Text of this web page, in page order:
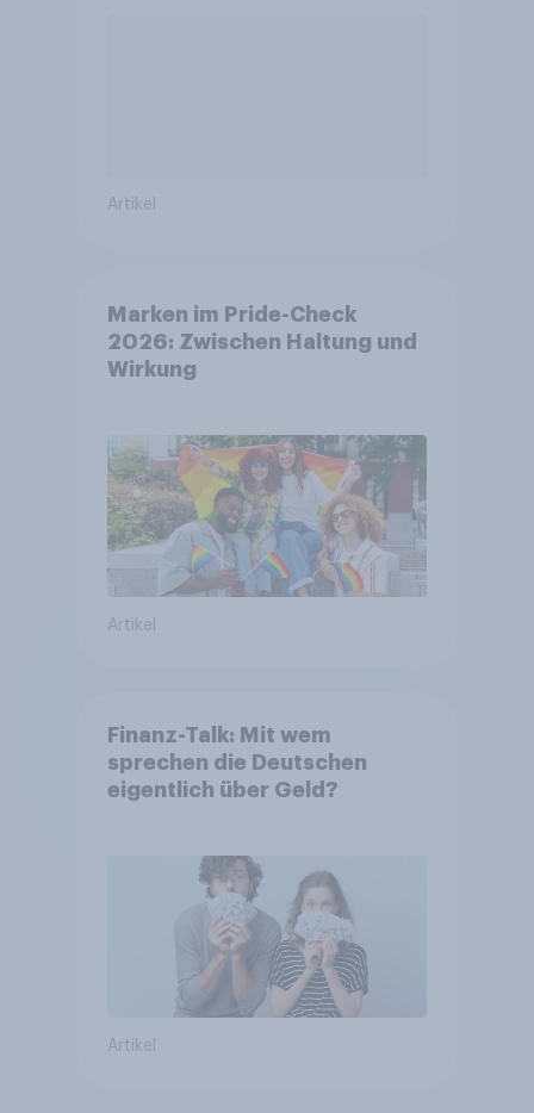
Artikel
Marken im Pride-Check
2026: Zwischen Haltung und
Wirkung
Artikel
Finanz-Talk: Mit wem
sprechen die Deutschen
eigentlich über Geld?
Artikel